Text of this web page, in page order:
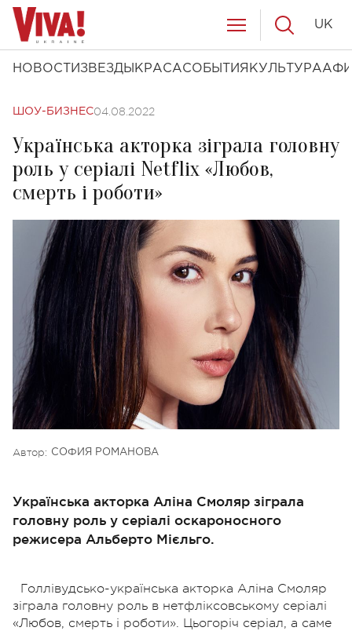
НОВОСТИ ЗВЕЗДЫ КРАСАСОБЫТИЯ КУЛЬТУРА
UK
ШОУ-БИЗНЕС04.08.2022
Українська акторка зіграла головну
роль у серіалі Netflix «Любов,
смерть і роботи»
Автор: СОФИЯ РОМАНОВА
Українська акторка Аліна Смоляр зіграла
головну роль у серіалі оскароносного
режисера Альберто Мієльго.
Голлівудсько-українська акторка Аліна Смоляр
зіграла головну роль в нетфліксовському серіалі
«Любов, смерть і роботи». Цьогоріч серіал, а саме